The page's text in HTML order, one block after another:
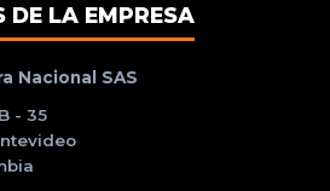
DE LA EMPRESA
Nacional SAS
- 35